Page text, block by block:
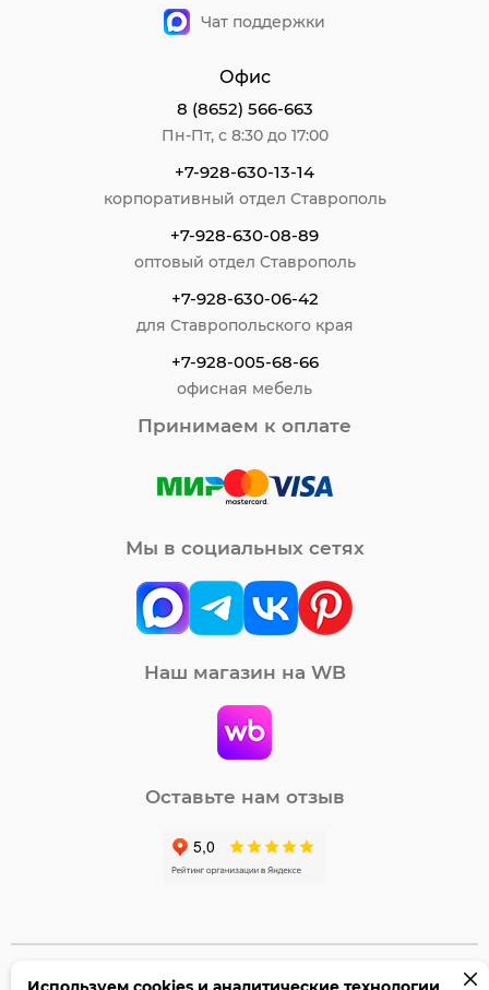
Чат поддержки
Офис
8 (8652) 566-663
Пн-Пт, с 8:30 до 17:00
+7-928-630-13-14
корпоративный отдел Ставрополь
+7-928-630-08-89
оптовый отдел Ставрополь
+7-928-630-06-42
для Ставропольского края
+7-928-005-68-66
офисная мебель
Принимаем к оплате
Мы в социальных сетях
Наш магазин на WB
Оставьте нам отзыв